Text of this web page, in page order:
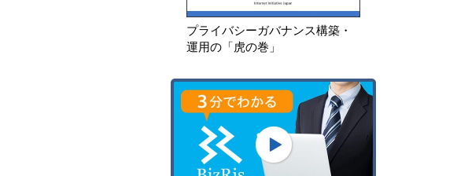
プライバシーガバナンス構築・
運用の「虎の巻」